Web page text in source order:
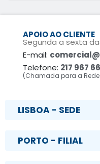
APOIO AO CLIENTE
Segunda a sexta
E-mail:
Telefone: 217 967
(Chamada para a
LISBOA - SEDE
PORTO - FILIAL